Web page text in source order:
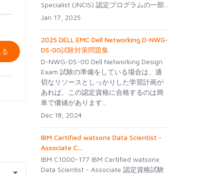
Specialist (JNCIS) 認定プログラムの一部...
Jan 17, 2025
2025 DELL EMC Dell Networking D-NWG-
DS-00試験対策問題集
D-NWG-DS-00 Dell Networking Design
Exam 試験の準備をしている場合は、適
切なリソースとしっかりした学習計画が
あれば、この認定資格に合格するのは簡
単で価値があります...
Dec 18, 2024
IBM Certified watsonx Data Scientist -
Associate C...
IBM C1000-177 IBM Certified watsonx
Data Scientist - Associate 認定資格試験